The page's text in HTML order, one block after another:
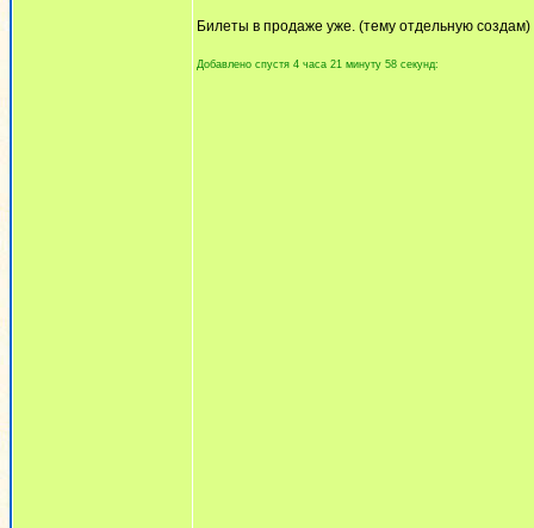
Билеты в продаже уже. (тему отдельную создам)
Добавлено спустя 4 часа 21 минуту 58 секунд: